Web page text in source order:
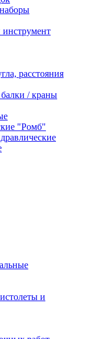
paccтoяния
/ краны
"Ромб"
и